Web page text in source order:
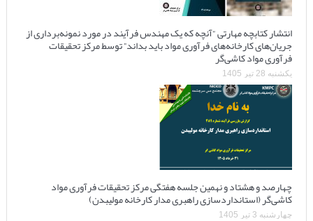
انتشار کتابچه مهارتی “آنچه که یک مهندس فرآیند در مورد نمونه‌برداری از
جریان‌های کارخانه‌های فرآوری مواد باید بداند” توسط مرکز تحقیقات
فرآوری مواد کاشی‌گر
یکشنبه 28 تیر 1405
چهارصد و هشتاد و نهمین جلسه هفتگی مرکز تحقیقات فرآوری مواد
کاشی‌گر (استانداردسازی راهبری مدار کارخانه مولیبدن)
چهارشنبه 3 تیر 1405